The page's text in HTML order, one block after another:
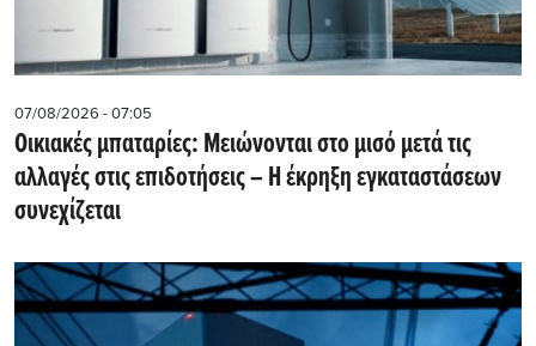
07/08/2026 - 07:05
Οικιακές μπαταρίες: Μειώνονται στο μισό μετά τις
αλλαγές στις επιδοτήσεις – Η έκρηξη εγκαταστάσεων
συνεχίζεται